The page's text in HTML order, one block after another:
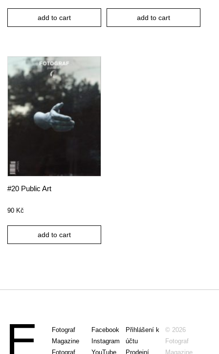
add to cart add to cart
#20 Public Art
90 Kč
add to cart
Fotograf
Magazine
Fotograf
Facebook
Instagram
YouTube
Přihlášení k
účtu
Prodejní
© 2026
Fotograf
Magazine